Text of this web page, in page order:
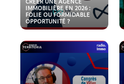
IMMOBILIÈRE EN 2026 :
FOLIE OU FORMIDABLE
OPPORTUNITÉ ?